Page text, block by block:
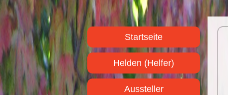
Startseite
Helden (Helfer)
Aussteller